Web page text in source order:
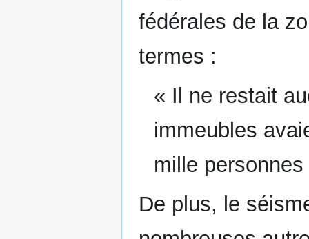
fédérales de la
termes :
« Il ne restait
immeubles
mille
De plus, le